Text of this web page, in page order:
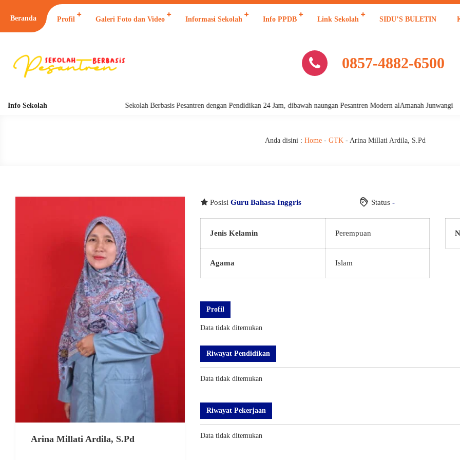
Beranda Profil Galeri Foto dan Video Informasi Sekolah Info PPDB Link Sekolah SIDU’S BULETIN
0857-4882-6500
Info Sekolah Sekolah Berbasis Pesantren dengan Pendidikan 24 Jam, dibawah naungan Pesantren Modern alAmanah Junwangi
Anda disini : Home- GTK- Arina Millati Ardila, S.Pd
Arina Millati Ardila, S.Pd
Posisi Guru Bahasa Inggris Status -
Jenis Kelamin Perempuan
Agama Islam
Profil
Data tidak ditemukan
Riwayat Pendidikan
Data tidak ditemukan
Riwayat Pekerjaan
Data tidak ditemukan